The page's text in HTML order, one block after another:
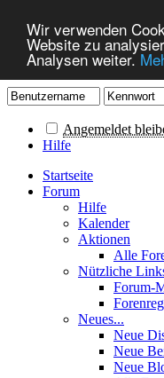
Wir verwenden
Website zu
Analysen weiter.
Angemeldet
Hilfe
Startseite
Forum
Hilfe
Kalender
Aktionen
Alle
Nützliche
Forum-
Neues...
Neue
Neue
Neue